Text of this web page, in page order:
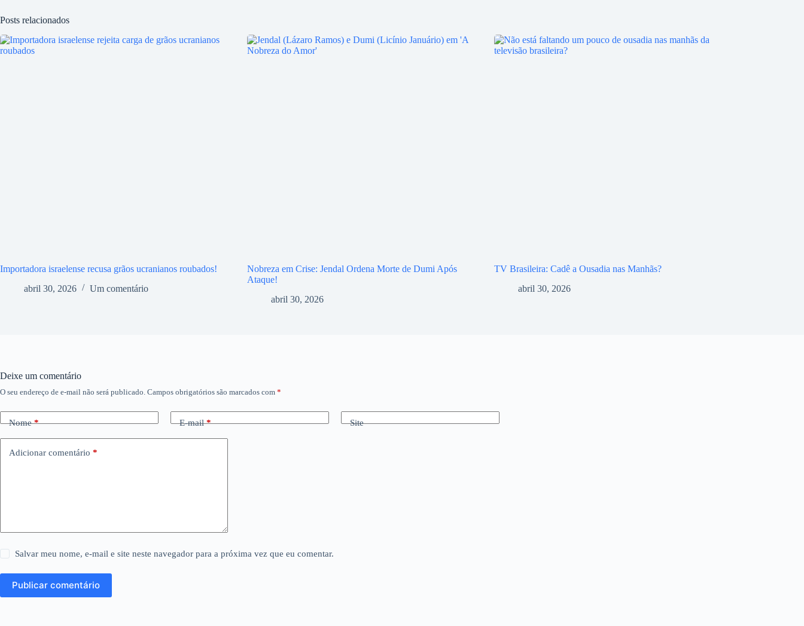
Posts relacionados
Importadora israelense recusa grãos ucranianos roubados!
abril 30, 2026
Um comentário
Nobreza em Crise: Jendal Ordena Morte de Dumi Após
Ataque!
abril 30, 2026
TV Brasileira: Cadê a Ousadia nas Manhãs?
abril 30, 2026
Deixe um comentário
O seu endereço de e-mail não será publicado. Campos obrigatórios são marcados com *
Nome* E-mail* Site
Adicionar comentário *
Salvar meu nome, e-mail e site neste navegador para a próxima vez que eu comentar.
Publicar comentário